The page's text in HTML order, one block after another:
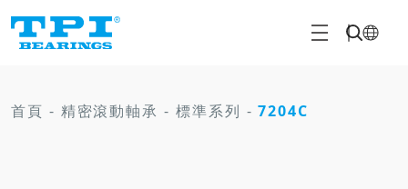
首頁 - 精密滾動軸承 - 標準系列 -7204C